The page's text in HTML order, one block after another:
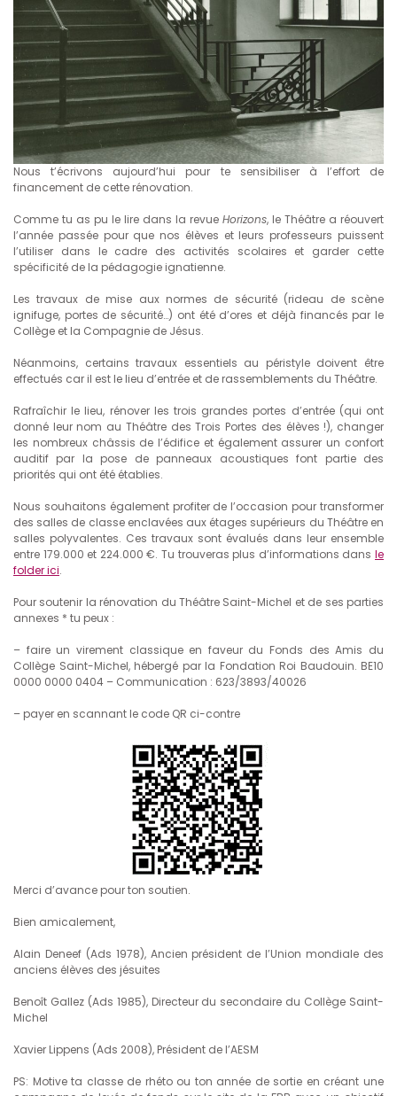
Nous t’écrivons aujourd’hui pour te sensibiliser à l’effort de
financement de cette rénovation.
Comme tu as pu le lire dans la revue Horizons, le Théâtre a réouvert
l’année passée pour que nos élèves et leurs professeurs puissent
l’utiliser dans le cadre des activités scolaires et garder cette
spécificité de la pédagogie ignatienne.
Les travaux de mise aux normes de sécurité (rideau de scène
ignifuge, portes de sécurité…) ont été d’ores et déjà financés par le
Collège et la Compagnie de Jésus.
Néanmoins, certains travaux essentiels au péristyle doivent être
effectués car il est le lieu d’entrée et de rassemblements du Théâtre.
Rafraîchir le lieu, rénover les trois grandes portes d’entrée (qui ont
donné leur nom au Théâtre des Trois Portes des élèves !), changer
les nombreux châssis de l’édifice et également assurer un confort
auditif par la pose de panneaux acoustiques font partie des
priorités qui ont été établies.
Nous souhaitons également profiter de l’occasion pour transformer
des salles de classe enclavées aux étages supérieurs du Théâtre en
salles polyvalentes. Ces travaux sont évalués dans leur ensemble
entre 179.000 et 224.000 €. Tu trouveras plus d’informations dans le
folder ici.
Pour soutenir la rénovation du Théâtre Saint-Michel et de ses parties
annexes * tu peux :
– faire un virement classique en faveur du Fonds des Amis du
Collège Saint-Michel, hébergé par la Fondation Roi Baudouin. BE10
0000 0000 0404 – Communication : 623/3893/40026
– payer en scannant le code QR ci-contre
Merci d’avance pour ton soutien.
Bien amicalement,
Alain Deneef (Ads 1978), Ancien président de l’Union mondiale des
anciens élèves des jésuites
Benoît Gallez (Ads 1985), Directeur du secondaire du Collège Saint-
Michel
Xavier Lippens (Ads 2008), Président de l’AESM
PS: Motive ta classe de rhéto ou ton année de sortie en créant une